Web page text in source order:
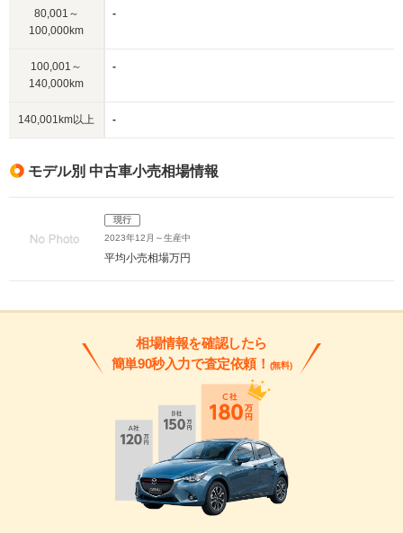
80,001～
100,000km
-
100,001～
140,000km
-
140,001km以上 -
モデル別 中古車小売相場情報
現行
2023年12月～生産中
平均小売相場万円
相場情報を確認したら
簡単90秒入力で査定依頼！ (無料)